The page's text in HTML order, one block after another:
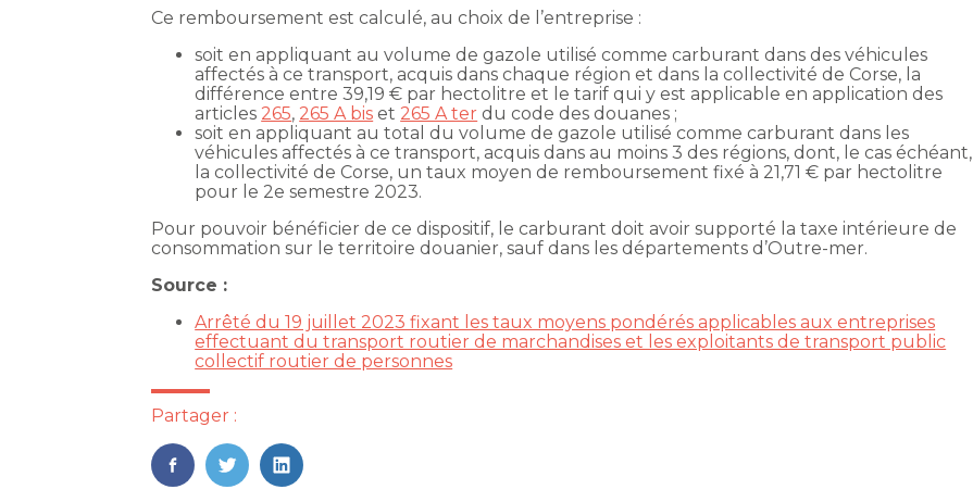
Ce remboursement est calculé, au choix de l’entreprise :
soit en appliquant au volume de gazole utilisé comme carburant dans des véhicules
affectés à ce transport, acquis dans chaque région et dans la collectivité de Corse, la
différence entre 39,19 € par hectolitre et le tarif qui y est applicable en application des
articles 265, 265 A bis et 265 A ter du code des douanes ;
soit en appliquant au total du volume de gazole utilisé comme carburant dans les
véhicules affectés à ce transport, acquis dans au moins 3 des régions, dont, le cas échéant,
la collectivité de Corse, un taux moyen de remboursement fixé à 21,71 € par hectolitre
pour le 2e semestre 2023.
Pour pouvoir bénéficier de ce dispositif, le carburant doit avoir supporté la taxe intérieure de
consommation sur le territoire douanier, sauf dans les départements d’Outre-mer.
Source :
Arrêté du 19 juillet 2023 fixant les taux moyens pondérés applicables aux entreprises
effectuant du transport routier de marchandises et les exploitants de transport public
collectif routier de personnes
Partager :
FaceBook
TwitterLinkedIn